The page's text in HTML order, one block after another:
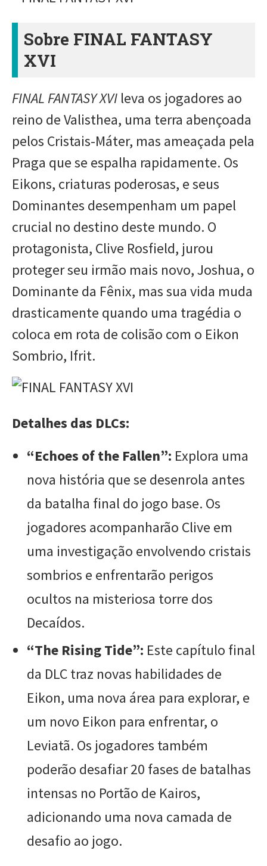
Sobre FINAL FANTASY
XVI
FINAL FANTASY XVI leva os jogadores ao
reino de Valisthea, uma terra abençoada
pelos Cristais-Máter, mas ameaçada pela
Praga que se espalha rapidamente. Os
Eikons, criaturas poderosas, e seus
Dominantes desempenham um papel
crucial no destino deste mundo. O
protagonista, Clive Rosfield, jurou
proteger seu irmão mais novo, Joshua, o
Dominante da Fênix, mas sua vida muda
drasticamente quando uma tragédia o
coloca em rota de colisão com o Eikon
Sombrio, Ifrit.
Detalhes das DLCs:
“Echoes of the Fallen”: Explora uma
nova história que se desenrola antes
da batalha final do jogo base. Os
jogadores acompanharão Clive em
uma investigação envolvendo cristais
sombrios e enfrentarão perigos
ocultos na misteriosa torre dos
Decaídos.
“The Rising Tide”: Este capítulo final
da DLC traz novas habilidades de
Eikon, uma nova área para explorar, e
um novo Eikon para enfrentar, o
Leviatã. Os jogadores também
poderão desafiar 20 fases de batalhas
intensas no Portão de Kairos,
adicionando uma nova camada de
desafio ao jogo.